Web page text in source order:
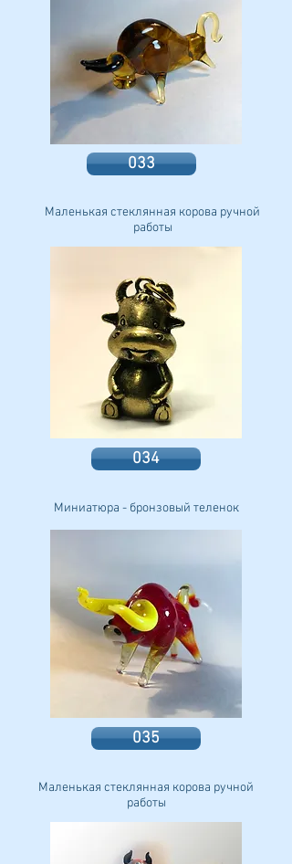
033
Маленькая стеклянная корова ручной
работы
034
Миниатюра - бронзовый теленок
035
Маленькая стеклянная корова ручной
работы